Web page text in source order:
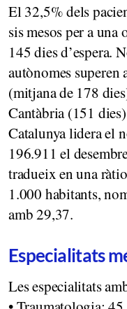
El 32,5% dels
sis mesos per a
145 dies d’espera.
autònomes
(mitjana de 178
Cantàbria (151
Catalunya lidera el
196.911 el
tradueix en una
1.000 habitants,
amb 29,37.
Especialitats
Les especialitats